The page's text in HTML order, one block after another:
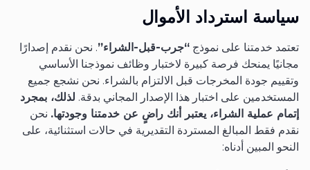
سياسة استرداد الأموال
تعتمد خدمتنا على نموذج “جرب-قبل-الشراء”. نحن نقدم إصدارًا
مجانيًا يمنحك فرصة كبيرة لاختبار وظائف نموذجنا الأساسي
وتقييم جودة المخرجات قبل الالتزام بالشراء. نحن نشجع جميع
المستخدمين على اختبار هذا الإصدار المجاني بدقة. لذلك، بمجرد
إتمام عملية الشراء، يعتبر أنك راضٍ عن خدمتنا وجودتها. نحن
نقدم فقط المبالغ المستردة التقديرية في حالات استثنائية، على
النحو المبين أدناه: